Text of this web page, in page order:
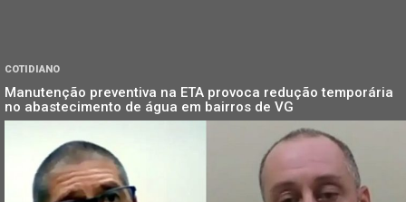
COTIDIANO
Manutenção preventiva na ETA provoca redução temporária
no abastecimento de água em bairros de VG